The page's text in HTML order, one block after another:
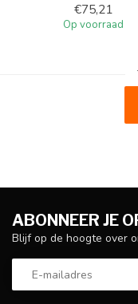
€75,21
Op voorraad
ABONNEER JE
Blijf op de hoogte over